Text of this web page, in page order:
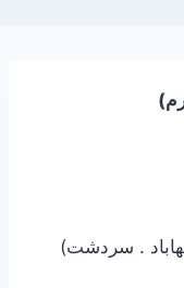
. سردشت)